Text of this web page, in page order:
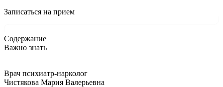
Записаться на прием
Содержание
Важно знать
Врач психиатр-нарколог
Чистякова Мария Валерьевна